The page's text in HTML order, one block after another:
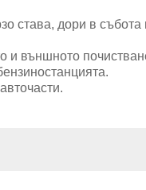
става, дори в събота
и външното